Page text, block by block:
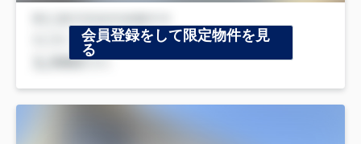
会員登録をして限定物件を見
る